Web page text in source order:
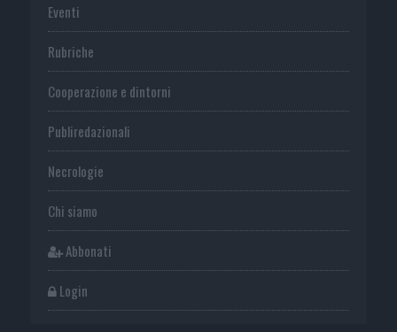
Eventi
Rubriche
Cooperazione e dintorni
Publiredazionali
Necrologie
Chi siamo
Abbonati
Login